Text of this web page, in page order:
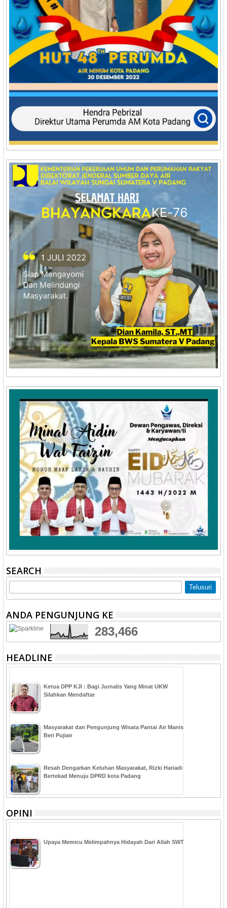
SEARCH
ANDA PENGUNJUNG KE
283,466
HEADLINE
Ketua DPP KJI : Bagi Jurnalis Yang Minat UKW
Silahkan Mendaftar
Masyarakat dan Pengunjung Wisata Pantai Air Manis
Beri Pujian
Resah Dengarkan Keluhan Masyarakat, Rizki Hariadi
Bertekad Menuju DPRD kota Padang
OPINI
Upaya Memicu Melimpahnya Hidayah Dari Allah SWT